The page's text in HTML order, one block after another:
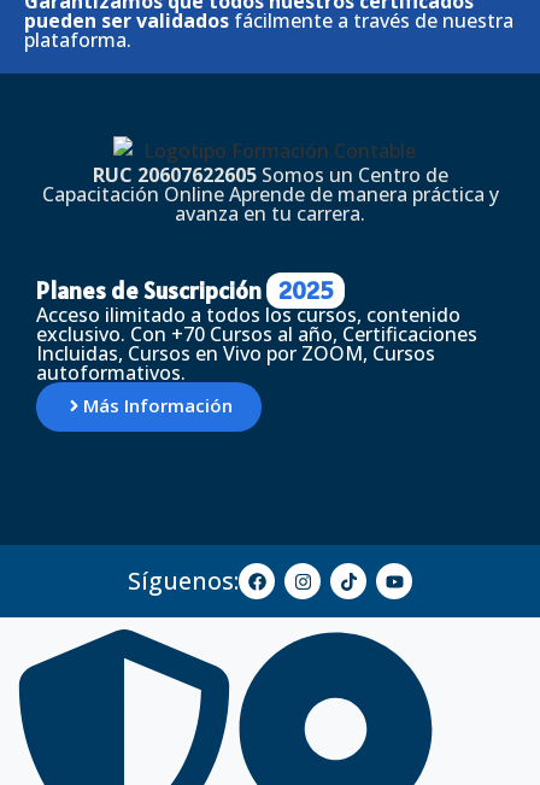
pueden ser validados fácilmente a través de nuestra
plataforma.
RUC 20607622605 Somos un Centro de
Capacitación Online Aprende de manera práctica y
avanza en tu carrera.
Planes de Suscripción 2025
Acceso ilimitado a todos los cursos, contenido
exclusivo. Con +70 Cursos al año, Certificaciones
Incluidas, Cursos en Vivo por ZOOM, Cursos
autoformativos.
Más Información
Síguenos: